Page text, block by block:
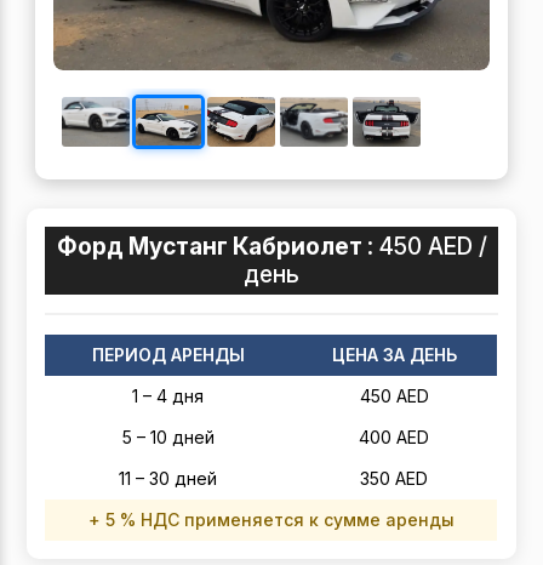
Форд Мустанг Кабриолет : 450 AED /
день
ПЕРИОД АРЕНДЫ
ЦЕНА ЗА ДЕНЬ
1 – 4 дня
450 AED
5 – 10 дней
400 AED
11 – 30 дней
350 AED
+ 5 % НДС применяется к сумме аренды